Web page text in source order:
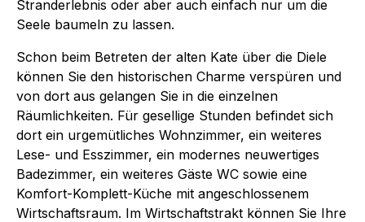
Stranderlebnis oder aber auch einfach nur um die
Seele baumeln zu lassen.
Schon beim Betreten der alten Kate über die Diele
können Sie den historischen Charme verspüren und
von dort aus gelangen Sie in die einzelnen
Räumlichkeiten. Für gesellige Stunden befindet sich
dort ein urgemütliches Wohnzimmer, ein weiteres
Lese- und Esszimmer, ein modernes neuwertiges
Badezimmer, ein weiteres Gäste WC sowie eine
Komfort-Komplett-Küche mit angeschlossenem
Wirtschaftsraum. Im Wirtschaftstrakt können Sie Ihre